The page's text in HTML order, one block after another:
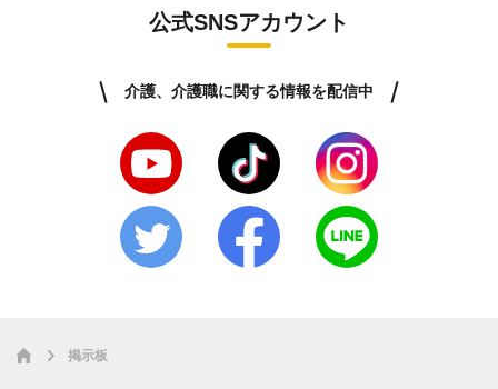
公式SNSアカウント
介護、介護職に関する情報を配信中
掲示板